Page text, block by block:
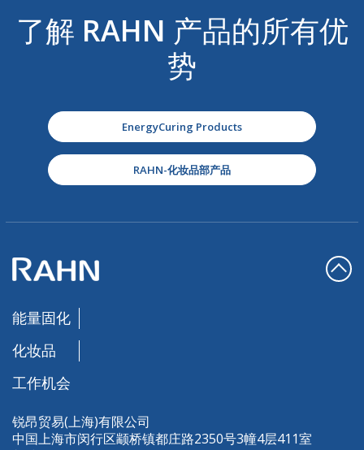
了解 RAHN 产品的所有优
势
EnergyCuring Products
RAHN-化妆品部产品
锐昂贸易(上海)有限公司
中国上海市闵行区颛桥镇都庄路2350号3幢4层411室
能量固化
化妆品
工作机会